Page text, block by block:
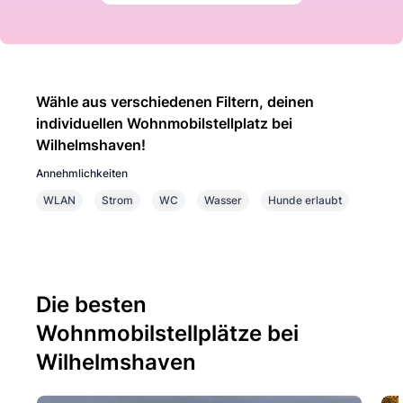
Wähle aus verschiedenen Filtern, deinen
individuellen Wohnmobilstellplatz bei
Wilhelmshaven!
Annehmlichkeiten
WLAN
Strom WC Wasser Hunde erlaubt
Die besten
Wohnmobilstellplätze bei
Wilhelmshaven